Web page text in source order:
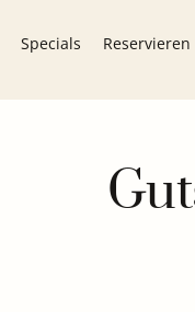
Specials Reservieren